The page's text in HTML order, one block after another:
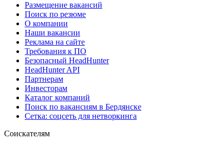
Размещение вакансий
Поиск по резюме
О компании
Наши вакансии
Реклама на сайте
Требования к ПО
Безопасный HeadHunter
HeadHunter API
Партнерам
Инвесторам
Каталог компаний
Поиск по вакансиям в Бердянске
Сетка: соцсеть для нетворкинга
Соискателям